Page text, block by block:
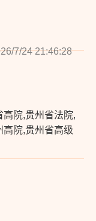
7/24 21:46:28
院,贵州省法院,
高院,贵州省高级